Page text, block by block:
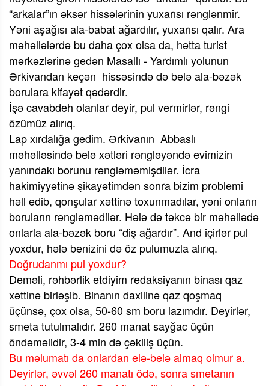
“arkalar”ın əksər hissələrinin yuxarısı rənglənmir.
Yəni aşağısı ala-babat ağardılır, yuxarısı qalır. Ara
məhəllələrdə bu daha çox olsa da, hətta turist
mərkəzlərinə gedən Masallı - Yardımlı yolunun
Ərkivandan keçən hissəsində də belə ala-bəzək
borulara kifayət qədərdir.
İşə cavabdeh olanlar deyir, pul vermirlər, rəngi
özümüz alırıq.
Lap xırdalığa gedim. Ərkivanın Abbaslı
məhəlləsində belə xətləri rəngləyəndə evimizin
yanındakı borunu rəngləməmişdilər. İcra
hakimiyyətinə şikayətimdən sonra bizim problemi
həll edib, qonşular xəttinə toxunmadılar, yəni onların
boruların rəngləmədilər. Hələ də təkcə bir məhəllədə
onlarla ala-bəzək boru “diş ağardır”. And içirlər pul
yoxdur, hələ benizini də öz pulumuzla alırıq.
Doğrudanmı pul yoxdur?
Deməli, rəhbərlik etdiyim redaksiyanın binası qaz
xəttinə birləşib. Binanın daxilinə qaz qoşmaq
üçünsə, çox olsa, 50-60 sm boru lazımdır. Deyirlər,
smeta tutulmalıdır. 260 manat sayğac üçün
öndəməlidir, 3-4 min də çəkiliş üçün.
Bu məlumatı da onlardan elə-belə almaq olmur a.
Deyirlər, əvvəl 260 manatı ödə, sonra smetanın